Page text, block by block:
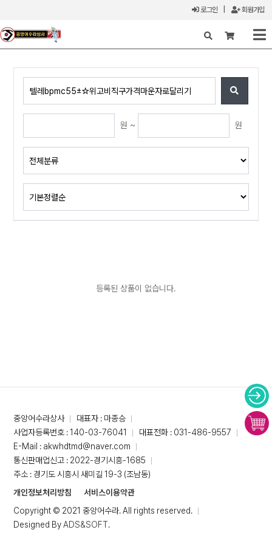
로그인 회원가입
X
원 ~ 원
등록된 상품이 없습니다.
중앙어수라상사
대표자 : 마종승
사업자등록번호 : 140-03-76041
대표전화 : 031-486-9557
E-Mail : akwhdtmd@naver.com
통신판매업신고 : 2022-경기시흥-1685
주소 : 경기도 시흥시 새미길 19-3 (조남동)
개인정보처리방침
서비스이용약관
Copyright © 2021 중앙어수라. All rights reserved.
Designed ByADS&SOFT.